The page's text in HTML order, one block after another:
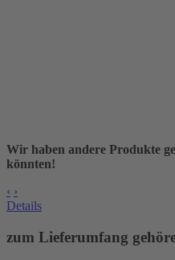
Wir haben andere Produkte
könnten!
‹ ›
Details
zum Lieferumfang